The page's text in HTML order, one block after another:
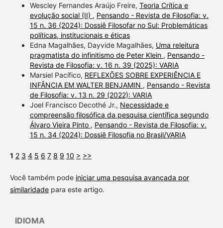
Wescley Fernandes Araújo Freire, Teoria Crítica e
evolução social (II) , Pensando - Revista de Filosofia: v.
15 n. 36 (2024): Dossiê Filosofar no Sul: Problemáticas
políticas, institucionais e éticas
Edna Magalhães, Dayvide Magalhães, Uma releitura
pragmatista do infinitismo de Peter Klein , Pensando -
Revista de Filosofia: v. 16 n. 39 (2025): VARIA
Marsiel Pacífico, REFLEXÕES SOBRE EXPERIÊNCIA E
INFÂNCIA EM WALTER BENJAMIN , Pensando - Revista
de Filosofia: v. 13 n. 29 (2022): VARIA
Joel Francisco Decothé Jr., Necessidade e
compreensão filosófica da pesquisa científica segundo
Álvaro Vieira Pinto , Pensando - Revista de Filosofia: v.
15 n. 34 (2024): Dossiê Filosofia no Brasil/VARIA
1 2 3 4 5 6 7 8 9 10 > >>
Você também pode iniciar uma pesquisa avançada por
similaridadepara este artigo.
IDIOMA